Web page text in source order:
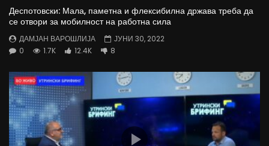
Деспотовски: Мала, паметна и флексибилна држава треба да
се отвори за мобилност на работна сила
ДАМЈАН ВАРОШЛИЈА
ЈУНИ 30, 2022
0
1.7K 12.4K 8